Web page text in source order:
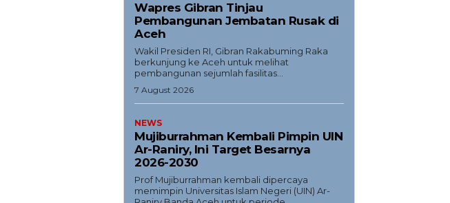
Wapres Gibran Tinjau
Pembangunan Jembatan Rusak di
Aceh
Wakil Presiden RI, Gibran Rakabuming Raka
berkunjung ke Aceh untuk melihat
pembangunan sejumlah fasilitas...
7 August 2026
NEWS
Mujiburrahman Kembali Pimpin UIN
Ar-Raniry, Ini Target Besarnya
2026-2030
Prof Mujiburrahman kembali dipercaya
memimpin Universitas Islam Negeri (UIN) Ar-